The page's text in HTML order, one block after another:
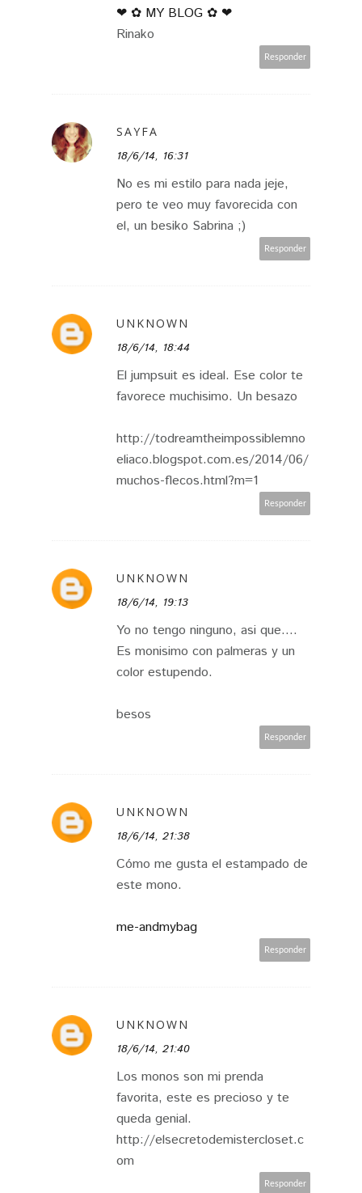
❤ ✿ MY BLOG ✿ ❤
Rinako
Responder
SAYFA
18/6/14, 16:31
No es mi estilo para nada jeje,
pero te veo muy favorecida con
el, un besiko Sabrina ;)
Responder
UNKNOWN
18/6/14, 18:44
El jumpsuit es ideal. Ese color te
favorece muchisimo. Un besazo
http://todreamtheimpossiblemno
eliaco.blogspot.com.es/2014/06/
muchos-flecos.html?m=1
Responder
UNKNOWN
18/6/14, 19:13
Yo no tengo ninguno, asi que....
Es monisimo con palmeras y un
color estupendo.
besos
Responder
UNKNOWN
18/6/14, 21:38
Cómo me gusta el estampado de
este mono.
me-andmybag
Responder
UNKNOWN
18/6/14, 21:40
Los monos son mi prenda
favorita, este es precioso y te
queda genial.
http://elsecretodemistercloset.c
om
Responder